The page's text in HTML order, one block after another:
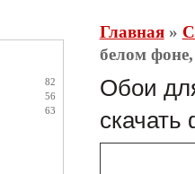
82
56
63
Главная»
белом
Обои
скачать